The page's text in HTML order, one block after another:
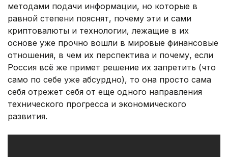
методами подачи информации, но которые в
равной степени пояснят, почему эти и сами
криптовалюты и технологии, лежащие в их
основе уже прочно вошли в мировые финансовые
отношения, в чем их перспектива и почему, если
Россия всё же примет решение их запретить (что
само по себе уже абсурдно), то она просто сама
себя отрежет себя от еще одного направления
технического прогресса и экономического
развития.